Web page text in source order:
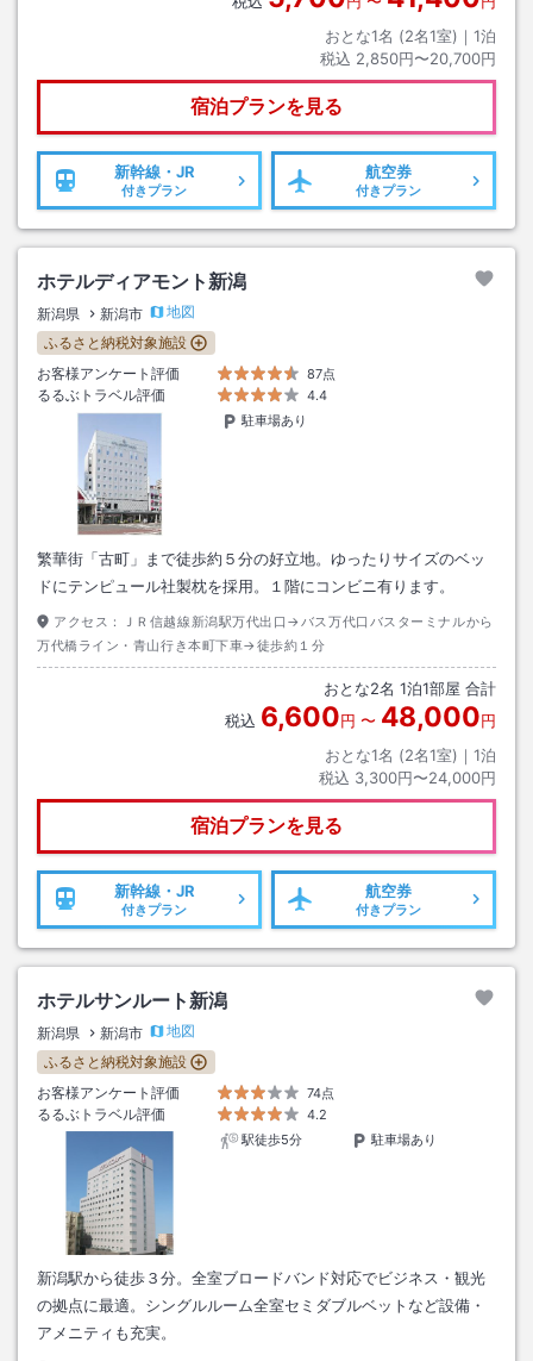
おとな1名 (2名1室)｜ 1泊
税込 2,850円〜20,700円
宿泊プランを見る
新幹線・JR
付きプラン
航空券
付きプラン
ホテルディアモント新潟
新潟県 新潟市
地図
ふるさと納税対象施設
お客様アンケート評価
87点
るるぶトラベル評価
4.4
駐車場あり
繁華街「古町」まで徒歩約５分の好立地。ゆったりサイズのベッ
ドにテンピュール社製枕を採用。１階にコンビニ有ります。
アクセス：
ＪＲ信越線新潟駅万代出口→バス万代口バスターミナルから
万代橋ライン・青山行き本町下車→徒歩約１分
おとな2名 1泊1部屋 合計
税込 6,600円 〜 48,000円
おとな1名 (2名1室)｜ 1泊
税込 3,300円〜24,000円
宿泊プランを見る
新幹線・JR
付きプラン
航空券
付きプラン
ホテルサンルート新潟
新潟県 新潟市
地図
ふるさと納税対象施設
お客様アンケート評価
74点
るるぶトラベル評価
4.2
駅徒歩5分
駐車場あり
新潟駅から徒歩３分。全室ブロードバンド対応でビジネス・観光
の拠点に最適。シングルルーム全室セミダブルベットなど設備・
アメニティも充実。